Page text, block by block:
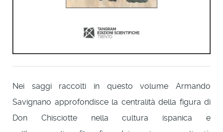
Nei saggi raccolti in questo volume Armando
Savignano approfondisce la centralità della figura di
Don Chisciotte nella cultura ispanica e